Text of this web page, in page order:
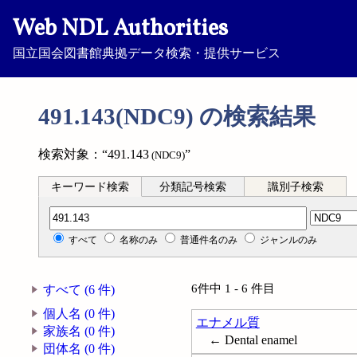
Web NDL Authorities
国立国会図書館典拠データ検索・提供サービス
491.143(NDC9) の検索結果
検索対象：“491.143 (NDC9)”
キーワード検索 分類記号検索 識別子検索
分類記号検索
すべて 名称のみ 普通件名のみ ジャンルのみ
すべて (6 件)
個人名 (0 件)
家族名 (0 件)
団体名 (0 件)
6件中 1 - 6 件目
エナメル質
← Dental enamel